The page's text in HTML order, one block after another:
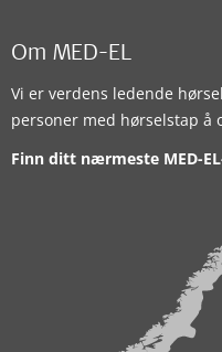
Om MED-EL
Vi er verdens ledende
personer med hørselstap å
Finn ditt nærmeste MED-